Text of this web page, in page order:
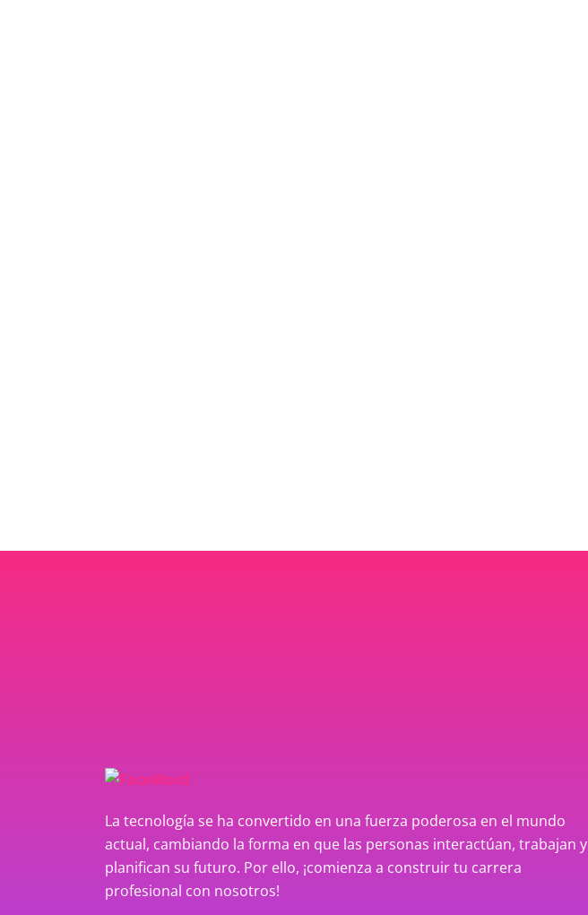
La tecnología se ha convertido en una fuerza poderosa en el mundo
actual, cambiando la forma en que las personas interactúan, trabajan y
planifican su futuro. Por ello, ¡comienza a construir tu carrera
profesional con nosotros!